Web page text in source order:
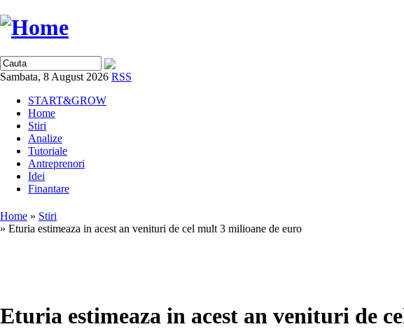
Sambata, 8 August 2026 RSS
START&GROW
Home
Stiri
Analize
Tutoriale
Antreprenori
Idei
Finantare
Home » Stiri
» Eturia estimeaza in acest an venituri de cel mult 3 milioane de euro
Eturia estimeaza in acest an venituri de